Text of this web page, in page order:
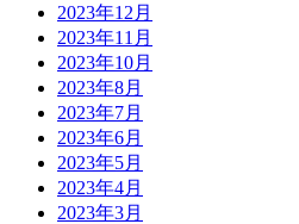
2023年12月
2023年11月
2023年10月
2023年8月
2023年7月
2023年6月
2023年5月
2023年4月
2023年3月